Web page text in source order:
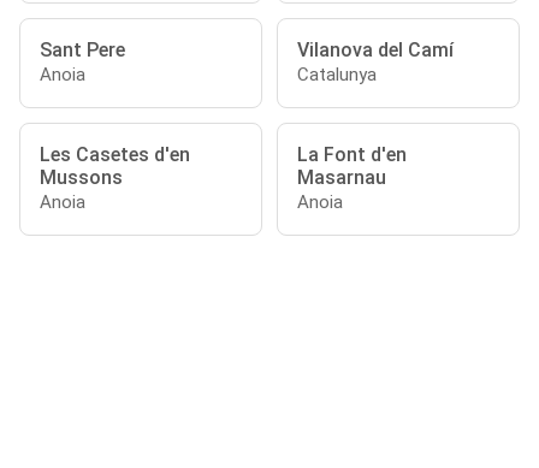
Sant Pere
Anoia
Vilanova del Camí
Catalunya
Les Casetes d'en
Mussons
Anoia
La Font d'en
Masarnau
Anoia